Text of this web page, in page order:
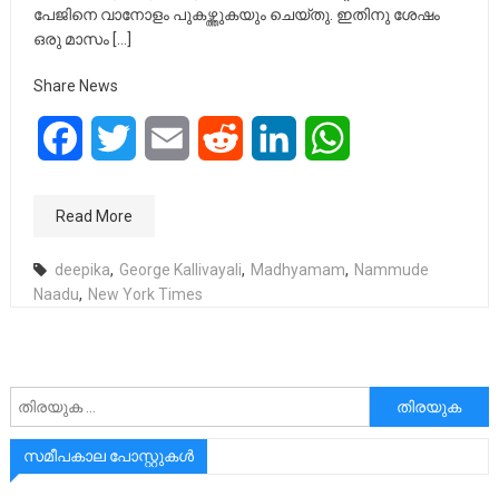
പേജിനെ വാനോളം പുകഴ്ത്തുകയും ചെയ്തു. ഇതിനു ശേഷം
ഒരു മാസം […]
Share News
FacebookTwitter Email Reddit LinkedIn
Read More
deepika, George Kallivayali, Madhyamam, Nammude
Naadu, New York Times
അനേഷിക്കുക
സമീപകാല പോസ്റ്റുകൾ